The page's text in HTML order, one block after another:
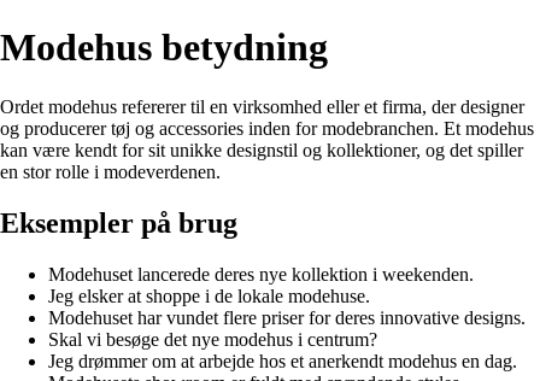
Modehus betydning
Ordet modehus refererer til en virksomhed eller et firma, der designer
og producerer tøj og accessories inden for modebranchen. Et modehus
kan være kendt for sit unikke designstil og kollektioner, og det spiller
en stor rolle i modeverdenen.
Eksempler på brug
Modehuset lancerede deres nye kollektion i weekenden.
Jeg elsker at shoppe i de lokale modehuse.
Modehuset har vundet flere priser for deres innovative designs.
Skal vi besøge det nye modehus i centrum?
Jeg drømmer om at arbejde hos et anerkendt modehus en dag.